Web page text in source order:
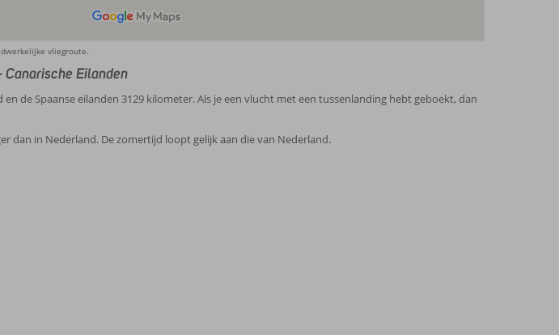
vliegroute.
Eilanden
de Spaanse eilanden 3129 kilometer. Als je een vlucht met een tussenlanding hebt geboekt, dan
dan in Nederland. De zomertijd loopt gelijk aan die van Nederland.